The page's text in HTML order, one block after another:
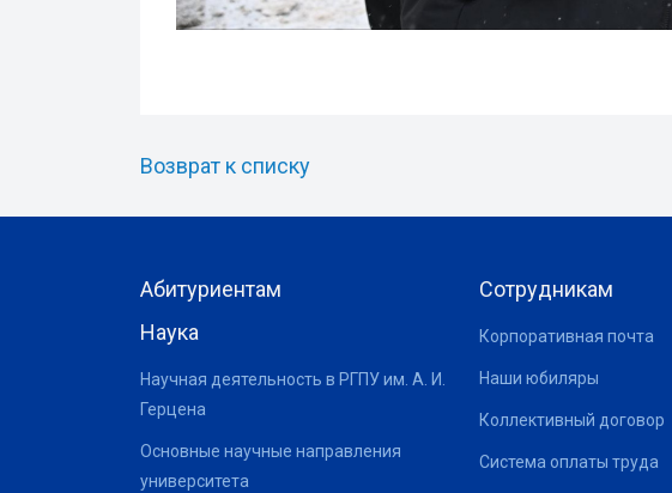
Возврат к списку
Абитуриентам
Наука
Научная деятельность в РГПУ им. А. И.
Герцена
Основные научные направления
университета
Сотрудникам
Корпоративная почта
Наши юбиляры
Коллективный договор
Система оплаты труда